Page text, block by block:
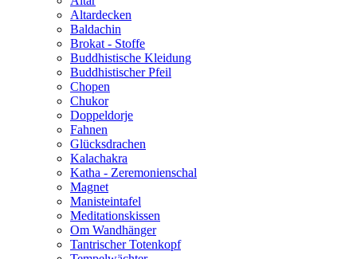
Altardecken
Baldachin
Brokat - Stoffe
Buddhistische Kleidung
Buddhistischer Pfeil
Chopen
Chukor
Doppeldorje
Fahnen
Glücksdrachen
Kalachakra
Katha - Zeremonienschal
Magnet
Manisteintafel
Meditationskissen
Om Wandhänger
Tantrischer Totenkopf